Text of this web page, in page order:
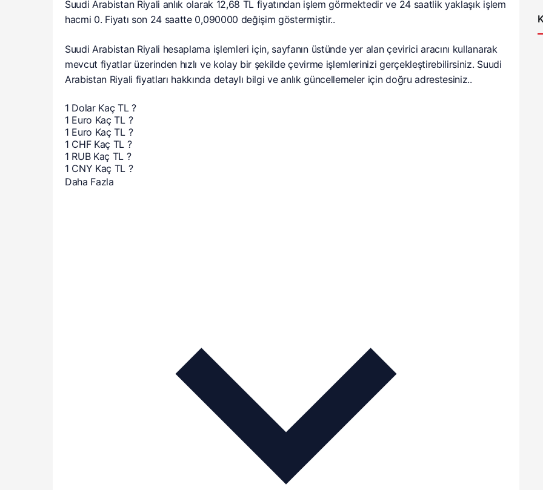
Suudi Arabistan Riyali anlık olarak 12,68 TL fiyatından işlem görmektedir ve 24 saatlik yaklaşık işlem
hacmi 0. Fiyatı son 24 saatte 0,090000 değişim göstermiştir..
Suudi Arabistan Riyali hesaplama işlemleri için, sayfanın üstünde yer alan çevirici aracını kullanarak
mevcut fiyatlar üzerinden hızlı ve kolay bir şekilde çevirme işlemlerinizi gerçekleştirebilirsiniz. Suudi
Arabistan Riyali fiyatları hakkında detaylı bilgi ve anlık güncellemeler için doğru adrestesiniz..
1 Dolar Kaç TL ?
1 Euro Kaç TL ?
1 Euro Kaç TL ?
1 CHF Kaç TL ?
1 RUB Kaç TL ?
1 CNY Kaç TL ?
Daha Fazla